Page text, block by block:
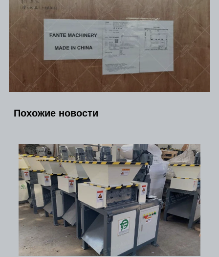
Похожие новости